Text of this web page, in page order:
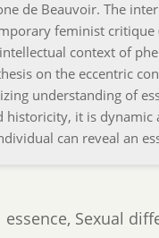
de Beauvoir. The
feminist
context of
on the eccentric
understanding of
it is
can reveal an
Sexual